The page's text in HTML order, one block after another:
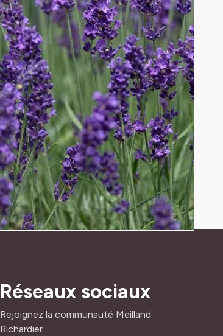
Réseaux sociaux
Rejoignez la communauté Meilland
Richardier